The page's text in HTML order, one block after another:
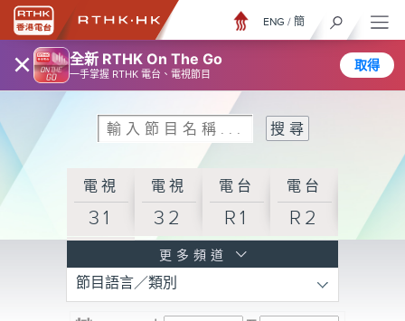
× 全新 RTHK On The Go
一手掌握 RTHK 電台、電視節目
取得
ENG / 簡
電視
31
電視
32
電台
R1
電台
R2
R3
更多頻道
節目語言／類別